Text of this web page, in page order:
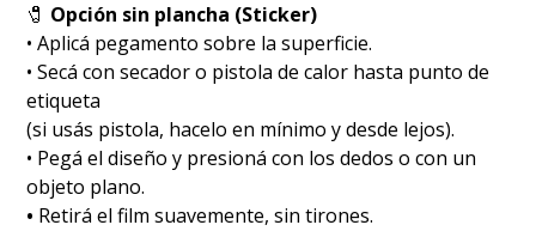
🧷 Opción sin plancha (Sticker)
• Aplicá pegamento sobre la superficie.
• Secá con secador o pistola de calor hasta punto de
etiqueta
(si usás pistola, hacelo en mínimo y desde lejos).
• Pegá el diseño y presioná con los dedos o con un
objeto plano.
• Retirá el film suavemente, sin tirones.